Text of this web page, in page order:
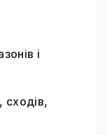
і
сходів,